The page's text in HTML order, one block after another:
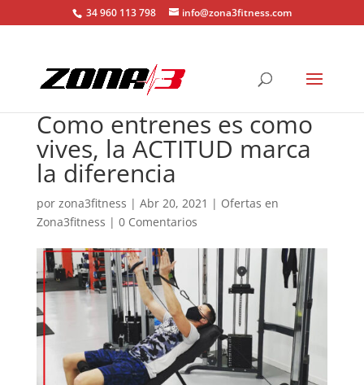
34 960 113 798 info@zona3fitness.com
Como entrenes es como
vives, la ACTITUD marca
la diferencia
por zona3fitness | Abr 20, 2021 | Ofertas en
Zona3fitness | 0 Comentarios